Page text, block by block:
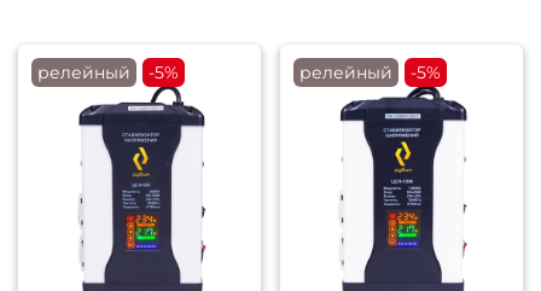
релейный -5% релейный -5%